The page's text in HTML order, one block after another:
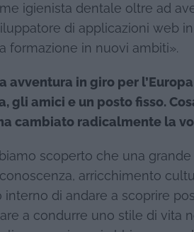
igienista dentale oltre ad
di applicazioni web
formazione in nuovi ambiti».
avventura in giro per
gli amici e un posto fisso.
cambiato radicalmente la
scoperto che una
arricchimento
di andare a scoprire
a condurre uno stile di vita